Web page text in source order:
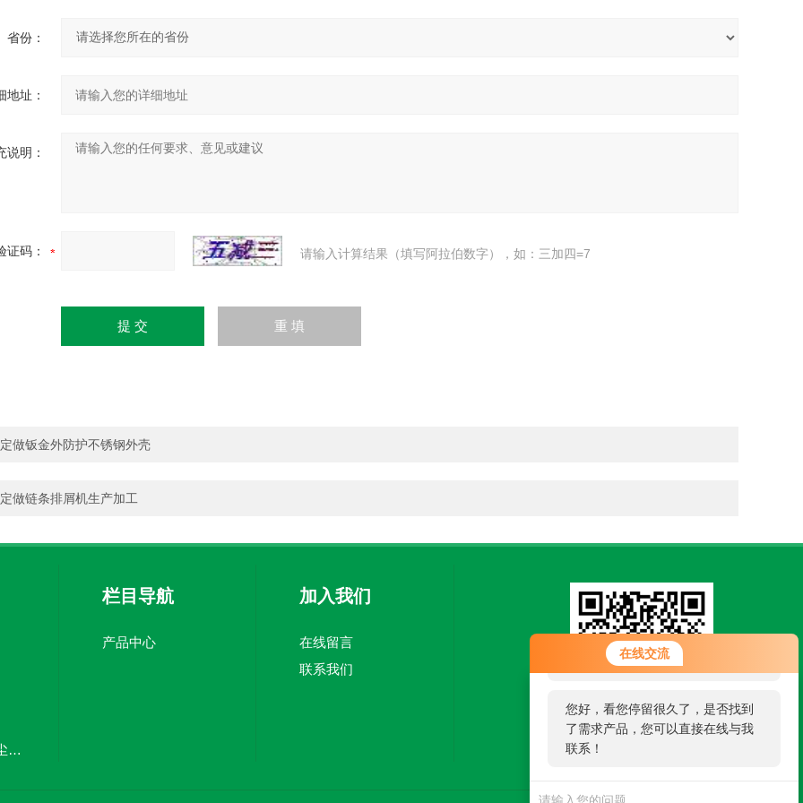
在线交流
您好！欢迎前来咨询，很高兴为您
服务，请问您要咨询什么问题呢？
您好，看您停留很久了，是否找到
了需求产品，您可以直接在线与我
联系！
省份：
地址：
说明：
证码： 请输入计算结果（填写阿拉伯数字），如：三加四=7
定做钣金外防护不锈钢外壳
定做链条排屑机生产加工
厂家定制风琴式防尘折布
栏目导航
产品中心
加入我们
在线留言
联系我们
扫一扫，关注微信